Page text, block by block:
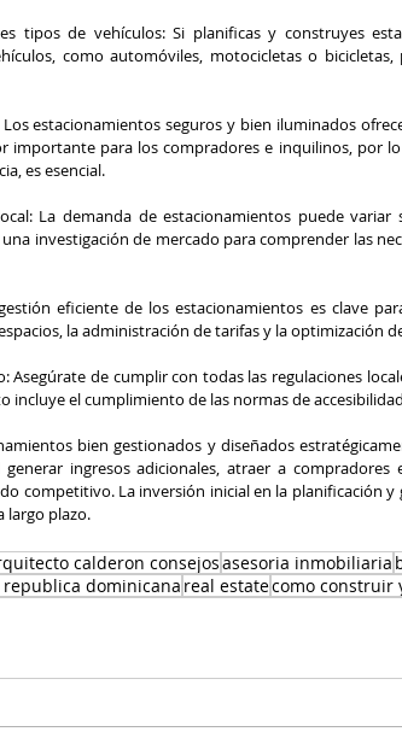
tipos de vehículos: Si planificas y construyes
como automóviles, motocicletas o
estacionamientos seguros y bien iluminados
importante para los compradores e inquilinos, por
es esencial.
La demanda de estacionamientos puede
investigación de mercado para comprender las
eficiente de los estacionamientos es clave
la administración de tarifas y la optimización
de cumplir con todas las regulaciones
incluye el cumplimiento de las normas de
bien gestionados y diseñados
ingresos adicionales, atraer a
competitivo. La inversión inicial en la planificación
largo plazo.
calderon consejosasesoria inmobiliaria
dominicana real estatecomo construir